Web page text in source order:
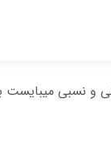
و نسبی میبایست